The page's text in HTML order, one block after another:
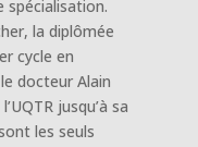
la diplômée
cycle en
docteur Alain
jusqu’à sa
les seuls